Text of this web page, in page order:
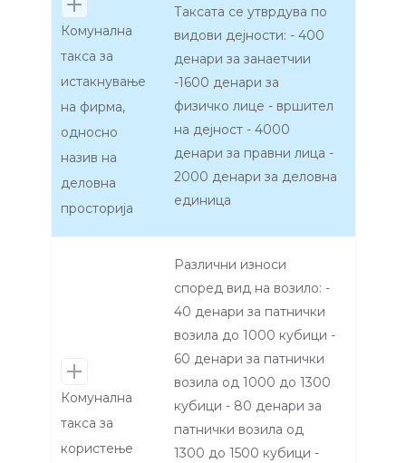
Комунална
такса за
истакнување
на фирма,
односно
назив на
деловна
просторија
Таксата се утврдува по
видови дејности: - 400
денари за занаетчии
-1600 денари за
физичко лице - вршител
на дејност - 4000
денари за правни лица -
2000 денари за деловна
единица
Комунална
такса за
користење
Различни износи
според вид на возило: -
40 денари за патнички
возила до 1000 кубици -
60 денари за патнички
возила од 1000 до 1300
кубици - 80 денари за
патнички возила од
1300 до 1500 кубици -